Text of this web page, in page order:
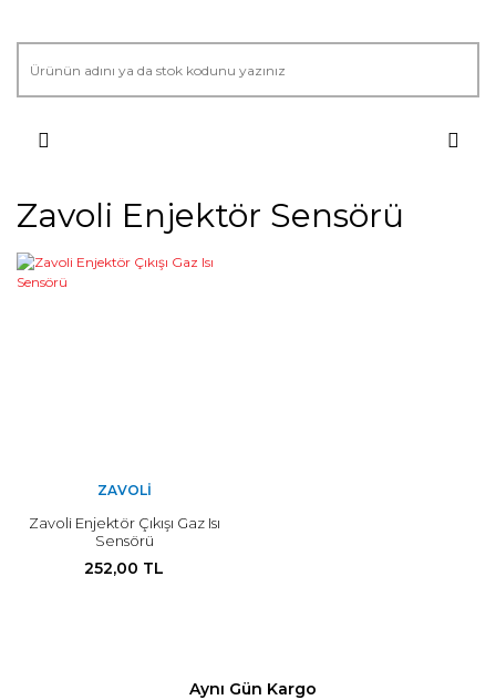
Zavoli Enjektör Sensörü
ZAVOLI
Zavoli Enjektör Çıkışı Gaz Isı
Sensörü
252,00 TL
Aynı Gün Kargo